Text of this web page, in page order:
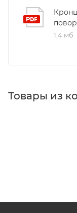
1,4 мб
Товары из